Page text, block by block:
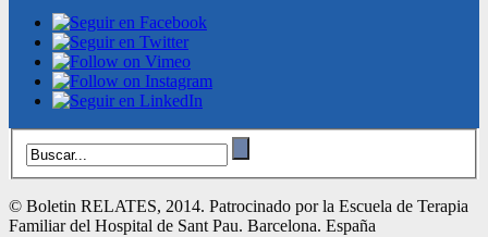
© Boletin RELATES, 2014. Patrocinado por la Escuela de Terapia
Familiar del Hospital de Sant Pau. Barcelona. España